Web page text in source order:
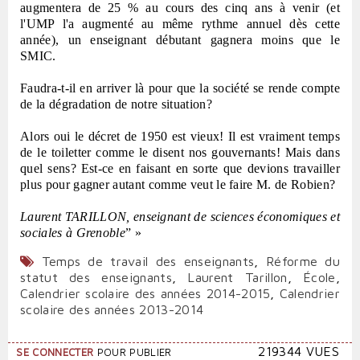
augmentera de 25 % au cours des cinq ans à venir (et
l'UMP l'a augmenté au même rythme annuel dès cette
année), un enseignant débutant gagnera moins que le
SMIC.
Faudra-t-il en arriver là pour que la société se rende compte
de la dégradation de notre situation?
Alors oui le décret de 1950 est vieux! Il est vraiment temps
de le toiletter comme le disent nos gouvernants! Mais dans
quel sens? Est-ce en faisant en sorte que devions travailler
plus pour gagner autant comme veut le faire M. de Robien?
Laurent TARILLON, enseignant de sciences économiques et
sociales à Grenoble” »
Temps de travail des enseignants
Réforme du
statut des enseignants
Laurent Tarillon École
Calendrier scolaire des années 2014-2015
Calendrier
scolaire des années 2013-2014
SE CONNECTER POUR PUBLIER
219344 VUES